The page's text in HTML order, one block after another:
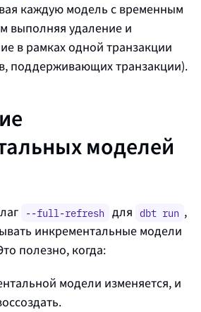
каждую модель с временным
выполняя удаление и
в рамках одной транзакции
поддерживающих транзакции).
моделей
--full-refresh для dbt run ,
инкрементальные модели
полезно, когда:
модели изменяется, и